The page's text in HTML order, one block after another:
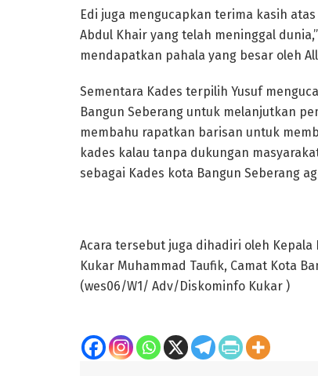
Edi juga mengucapkan terima kasih
Abdul Khair yang telah meninggal
mendapatkan pahala yang besar oleh
Sementara Kades terpilih Yusuf
Bangun Seberang untuk melanjutkan
membahu rapatkan barisan untuk
kades kalau tanpa dukungan
sebagai Kades kota Bangun Seberang
Acara tersebut juga dihadiri oleh
Kukar Muhammad Taufik, Camat Kota
(wes06/W1/ Adv/Diskominfo Kukar )